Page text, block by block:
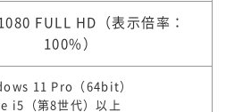
FULL HD（表示倍率：
100%）
11 Pro（64bit）
i5（第8世代）以上